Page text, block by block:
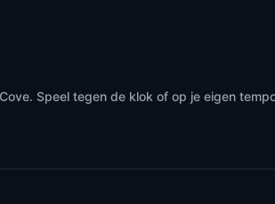
Speel tegen de klok of op je eigen